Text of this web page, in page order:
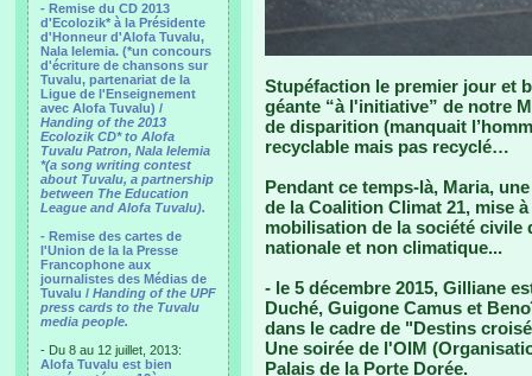
- Remise du CD 2013
d'Ecolozik* à la Présidente
d'Honneur d'Alofa Tuvalu,
Nala Ielemia. (*un concours
d'écriture de chansons sur
Tuvalu, partenariat de la
Ligue de l'Enseignement
avec Alofa Tuvalu) /
Handing of the 2013
Ecolozik CD* to Alofa
Tuvalu Patron, Nala Ielemia
*(a song writing contest
about Tuvalu, a partnership
between The Education
League and Alofa Tuvalu).
- Remise des cartes de
l'Union de la la Presse
Francophone aux
journalistes des Médias de
Tuvalu / Handing of the UPF
press cards to the Tuvalu
media people.
- Du 8 au 12 juillet, 2013:
Alofa Tuvalu est bien
Stupéfaction le premier jour et
géante “à l'initiative” de notre
de disparition (manquait
recyclable mais pas recyclé…
Pendant ce temps-là, Maria,
de la Coalition Climat 21, mise
mobilisation de la société
nationale et non climatique...
- le 5 décembre 2015, Gilliane
Duché, Guigone Camus et
dans le cadre de "Destins
Une soirée de l'OIM
Palais de la Porte Dorée.